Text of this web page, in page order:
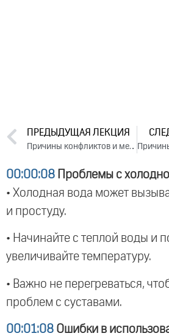
ПРЕДЫДУЩАЯ ЛЕКЦИЯ
Причины конфликтов и методы их устранения. День 2. Часть 2 (2025)
00:00:08 Проблемы с
• Холодная вода может
и простуду.
• Начинайте с теплой воды и
увеличивайте температуру.
• Важно не перегреваться,
проблем с суставами.
00:01:08 Ошибки в